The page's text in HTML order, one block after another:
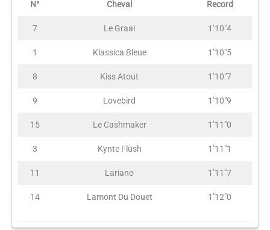
N° Cheval Record
7 Le Graal 1’10″4
1 Klassica Bleue 1’10″5
8 Kiss Atout 1’10″7
9 Lovebird 1’10″9
15 Le Cashmaker 1’11″0
3 Kynte Flush 1’11″1
11 Lariano 1’11″7
14 Lamont Du Douet 1’12″0